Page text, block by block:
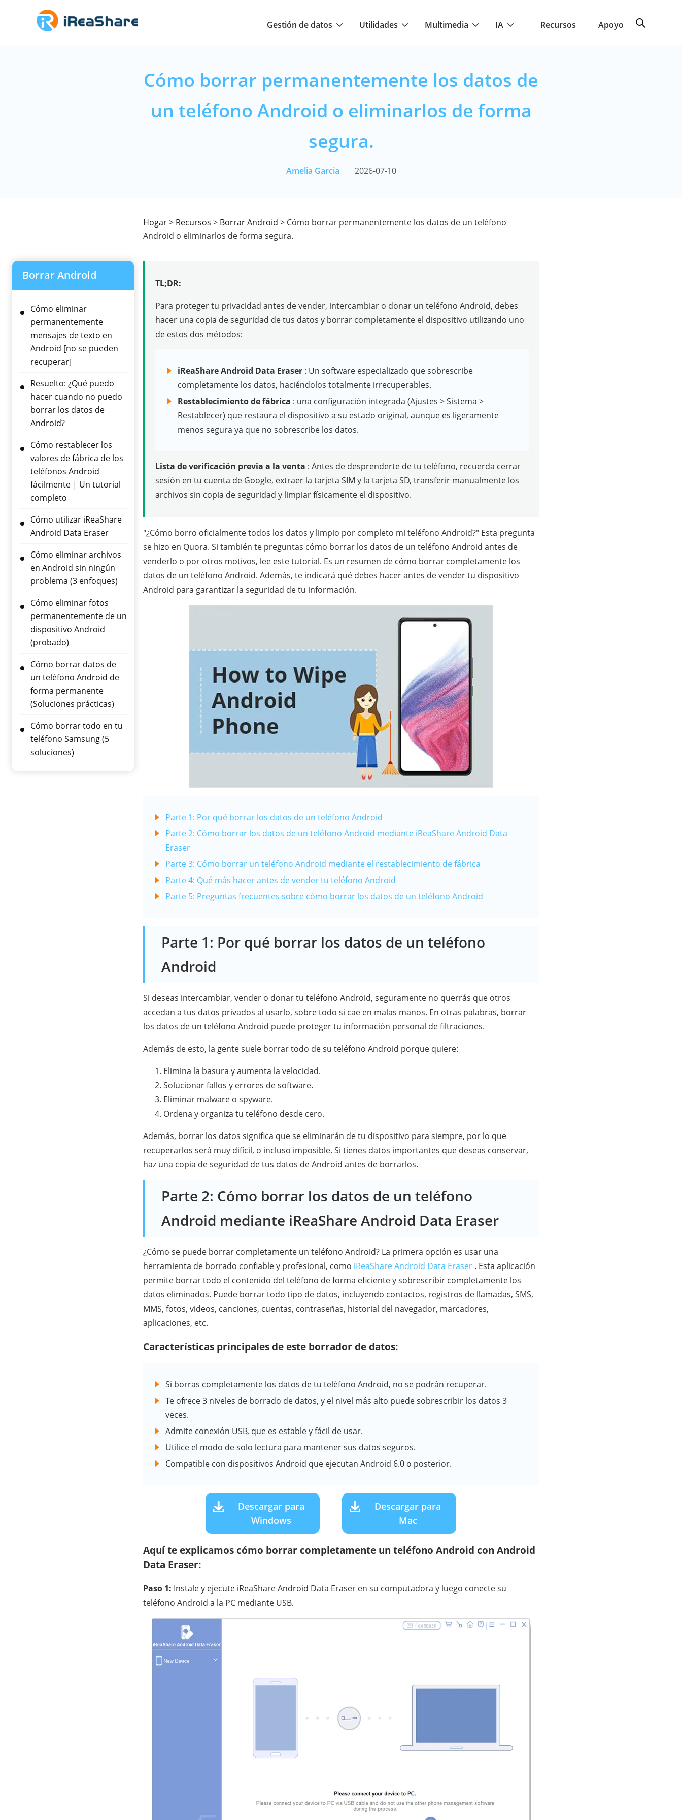
Gestión de datos Utilidades Multimedia IA Recursos Apoyo
Cómo borrar permanentemente los datos de
un teléfono Android o eliminarlos de forma
segura.
Amelia Garcia 2026-07-10
Hogar> Recursos > Borrar Android > Cómo borrar permanentemente los datos de un teléfono
Android o eliminarlos de forma segura.
Borrar Android
Cómo eliminar
permanentemente
mensajes de texto en
Android [no se pueden
recuperar]
Resuelto: ¿Qué puedo
hacer cuando no puedo
borrar los datos de
Android?
Cómo restablecer los
valores de fábrica de los
teléfonos Android
fácilmente | Un tutorial
completo
Cómo utilizar iReaShare
Android Data Eraser
Cómo eliminar archivos
en Android sin ningún
problema (3 enfoques)
Cómo eliminar fotos
permanentemente de un
dispositivo Android
(probado)
Cómo borrar datos de
un teléfono Android de
forma permanente
(Soluciones prácticas)
Cómo borrar todo en tu
teléfono Samsung (5
soluciones)
TL;DR:
Para proteger tu privacidad antes de vender, intercambiar o donar un teléfono Android, debes
hacer una copia de seguridad de tus datos y borrar completamente el dispositivo utilizando uno
de estos dos métodos:
iReaShare Android Data Eraser : Un software especializado que sobrescribe
completamente los datos, haciéndolos totalmente irrecuperables.
Restablecimiento de fábrica : una configuración integrada (Ajustes > Sistema >
Restablecer) que restaura el dispositivo a su estado original, aunque es ligeramente
menos segura ya que no sobrescribe los datos.
Lista de verificación previa a la venta : Antes de desprenderte de tu teléfono, recuerda cerrar
sesión en tu cuenta de Google, extraer la tarjeta SIM y la tarjeta SD, transferir manualmente los
archivos sin copia de seguridad y limpiar físicamente el dispositivo.
"¿Cómo borro oficialmente todos los datos y limpio por completo mi teléfono Android?" Esta pregunta
se hizo en Quora. Si también te preguntas cómo borrar los datos de un teléfono Android antes de
venderlo o por otros motivos, lee este tutorial. Es un resumen de cómo borrar completamente los
datos de un teléfono Android. Además, te indicará qué debes hacer antes de vender tu dispositivo
Android para garantizar la seguridad de tu información.
Parte 1: Por qué borrar los datos de un teléfono Android
Parte 2: Cómo borrar los datos de un teléfono Android mediante iReaShare Android Data
Eraser
Parte 3: Cómo borrar un teléfono Android mediante el restablecimiento de fábrica
Parte 4: Qué más hacer antes de vender tu teléfono Android
Parte 5: Preguntas frecuentes sobre cómo borrar los datos de un teléfono Android
Parte 1: Por qué borrar los datos de un teléfono
Android
Si deseas intercambiar, vender o donar tu teléfono Android, seguramente no querrás que otros
accedan a tus datos privados al usarlo, sobre todo si cae en malas manos. En otras palabras, borrar
los datos de un teléfono Android puede proteger tu información personal de filtraciones.
Además de esto, la gente suele borrar todo de su teléfono Android porque quiere:
Elimina la basura y aumenta la velocidad.
Solucionar fallos y errores de software.
Eliminar malware o spyware.
Ordena y organiza tu teléfono desde cero.
Además, borrar los datos significa que se eliminarán de tu dispositivo para siempre, por lo que
recuperarlos será muy difícil, o incluso imposible. Si tienes datos importantes que deseas conservar,
haz una copia de seguridad de tus datos de Android antes de borrarlos.
Parte 2: Cómo borrar los datos de un teléfono
Android mediante iReaShare Android Data Eraser
¿Cómo se puede borrar completamente un teléfono Android? La primera opción es usar una
herramienta de borrado confiable y profesional, como iReaShare Android Data Eraser . Esta aplicación
permite borrar todo el contenido del teléfono de forma eficiente y sobrescribir completamente los
datos eliminados. Puede borrar todo tipo de datos, incluyendo contactos, registros de llamadas, SMS,
MMS, fotos, videos, canciones, cuentas, contraseñas, historial del navegador, marcadores,
aplicaciones, etc.
Características principales de este borrador de datos:
Si borras completamente los datos de tu teléfono Android, no se podrán recuperar.
Te ofrece 3 niveles de borrado de datos, y el nivel más alto puede sobrescribir los datos 3
veces.
Admite conexión USB, que es estable y fácil de usar.
Utilice el modo de solo lectura para mantener sus datos seguros.
Compatible con dispositivos Android que ejecutan Android 6.0 o posterior.
Descargar para
Windows
Descargar para
Mac
Aquí te explicamos cómo borrar completamente un teléfono Android con Android
Data Eraser:
Paso 1: Instale y ejecute iReaShare Android Data Eraser en su computadora y luego conecte su
teléfono Android a la PC mediante USB.